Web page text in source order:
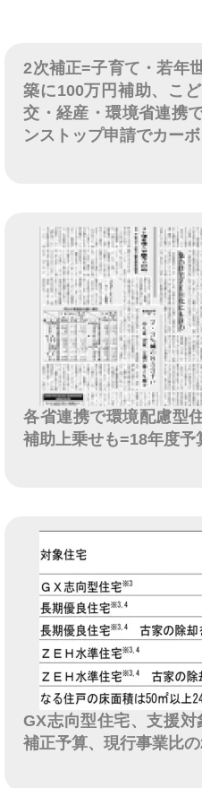
2次補正=子育て・若年
築に100万円補助、こ
交・経産・環境省連携
ンストップ申請でカー
各省連携で環境配慮型
補助上乗せも=18年度予
GX志向型住宅、支援
補正予算、現行事業比